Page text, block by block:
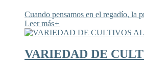
Cuando pensamos en el regadío, la
Leer más+
VARIEDAD DE